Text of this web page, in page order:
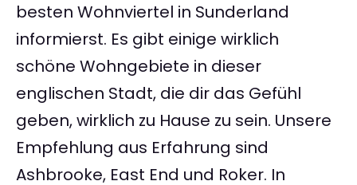
besten Wohnviertel in Sunderland
informierst. Es gibt einige wirklich
schöne Wohngebiete in dieser
englischen Stadt, die dir das Gefühl
geben, wirklich zu Hause zu sein. Unsere
Empfehlung aus Erfahrung sind
Ashbrooke, East End und Roker. In